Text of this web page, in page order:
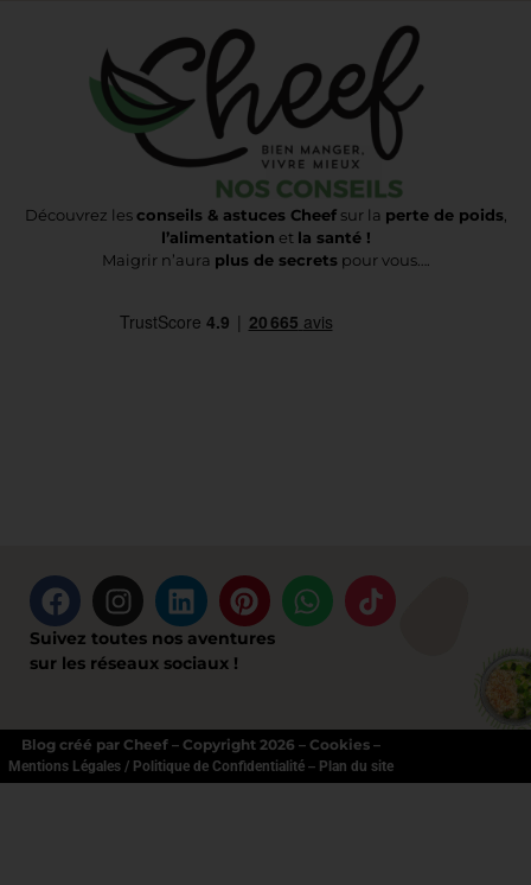
Découvrez lesconseils & astuces Cheefsur la perte de poids,
l’alimentation et la santé !
Maigrir n’aura plus de secretspour vous….
Suivez toutes nos aventures
sur les réseaux sociaux !
Blog créé par Cheef – Copyright 2026 – Cookies –
Mentions Légales / Politique de Confidentialité– Plan du site